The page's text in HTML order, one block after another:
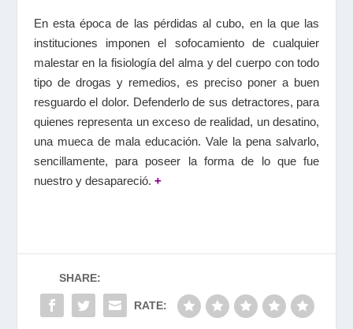
En esta época de las pérdidas al cubo, en la que las
instituciones imponen el sofocamiento de cualquier
malestar en la fisiología del alma y del cuerpo con todo
tipo de drogas y remedios, es preciso poner a buen
resguardo el dolor. Defenderlo de sus detractores, para
quienes representa un exceso de realidad, un desatino,
una mueca de mala educación. Vale la pena salvarlo,
sencillamente, para poseer la forma de lo que fue
nuestro y desapareció. +
SHARE:
RATE: